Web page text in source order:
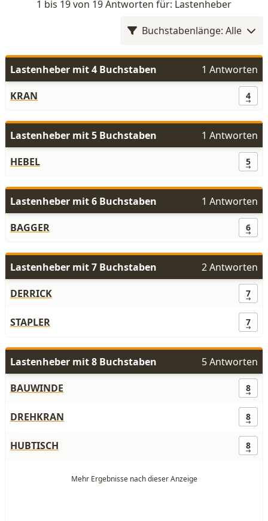
1 bis 19 von 19 Antworten für: Lastenheber
Buchstabenlänge: Alle
Lastenheber mit 4 Buchstaben
1 Antworten
KRAN
4
Lastenheber mit 5 Buchstaben
1 Antworten
HEBEL
5
Lastenheber mit 6 Buchstaben
1 Antworten
BAGGER
6
Lastenheber mit 7 Buchstaben
2 Antworten
DERRICK
7
STAPLER 7
Lastenheber mit 8 Buchstaben
5 Antworten
BAUWINDE
8
DREHKRAN 8
HUBTISCH 8